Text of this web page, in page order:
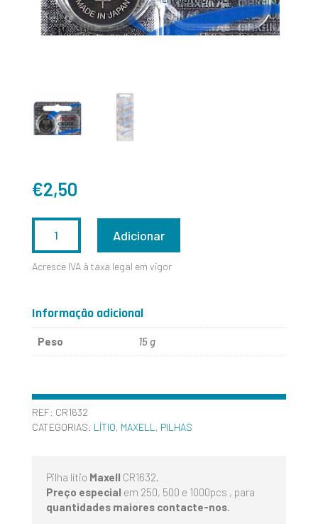
€2,50
DE
Adicionar
Acresce IVA à taxa legal em vigor
Informação adicional
Peso 15 g
REF: CR1632
CATEGORIAS: LÍTIO, MAXELL , PILHAS
Pilha lítio Maxell CR1632.
Preço especial em 250, 500 e 1000pcs , para
quantidades maiores contacte-nos.